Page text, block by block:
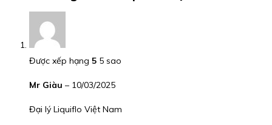
Được xếp hạng 5 5 sao
Mr Giàu – 10/03/2025
Đại lý Liquiflo Việt Nam